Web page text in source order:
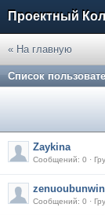
Проектный
« На главную
Список
Zaykina
Сообщений: 0 ·
Сообщений: 0 ·